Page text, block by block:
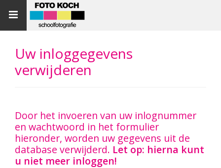
Toggle
navigation
Uw inloggegevens
verwijderen
Door het invoeren van uw inlognummer
en wachtwoord in het formulier
hieronder, worden uw gegevens uit de
database verwijderd. Let op: hierna kunt
u niet meer inloggen!